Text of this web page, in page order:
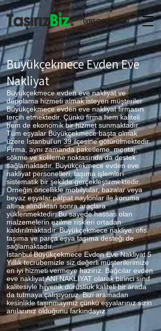
0(850)302-3529
BüyükçekmeceEvden Eve
Nakliyat
Büyükçekmece evden eve nakliyat ve
depolama hizmeti almak isteyen müşteriler
Büyükçekmece evden eve nakliyat firmasın
tercih etmektedir. Çünkü firma hem kaliteli
hem de ekonomik bir hizmet sunmaktadır.
Tüm eşyalar Büyükçekmece başta olmak
üzere İstanbul’un 39 ilçesine götürülmektedir.
Firma, aynı zamanda paketleme, montaj,
sökme ve kolileme noktasında da destek
sağlamaktadır. Büyükçekmece evden eve
nakliyat personelleri, taşıma işlemleri
sistematik bir şekilde gerçekleştirmektedir.
Örneğin öncellikle mobilyalar, bazalar veya
beyaz eşyalar patpat naylonlar ile koruma
altına alındıktan sonra araçlara
yüklenmektedir. Bu sayede hassas olan
malzemelerin ezilme riskleri ortadan
kaldırılmaktadır. Büyükçekmece nakliye, ofis
taşıma ve parça eşya taşıma desteği de
sağlamaktadır.
İstanbul Büyükçekmece Evden Eve Nakliyat 5
Yıllık tecrübemizle siz değerli müşterilerimize
en iyi hizmeti vermeye hazırız. Bağcılar evden
eve nakliyat ANI NAKLİYAT olarak birinci sınıf
kalitesiyle hijyenik dürüstlük kaliteli bir arada
da tutmaya çalışıyoruz. Bizi aramadan
kesinlikle taşınmayınız çünkü eşyalarınız sizin
anılarınız olduğunu farkındayız.